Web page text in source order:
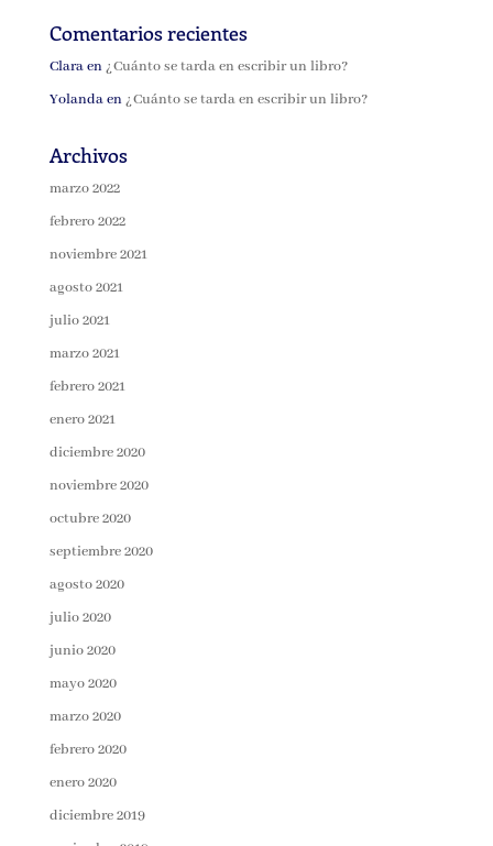
Comentarios recientes
Claraen¿Cuánto se tarda en escribir un libro?
Yolandaen¿Cuánto se tarda en escribir un libro?
Archivos
marzo 2022
febrero 2022
noviembre 2021
agosto 2021
julio 2021
marzo 2021
febrero 2021
enero 2021
diciembre 2020
noviembre 2020
octubre 2020
septiembre 2020
agosto 2020
julio 2020
junio 2020
mayo 2020
marzo 2020
febrero 2020
enero 2020
diciembre 2019